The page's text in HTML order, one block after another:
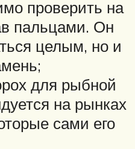
проверить на
пальцами. Он
целым, но и
для рыбной
на рынках
сами его